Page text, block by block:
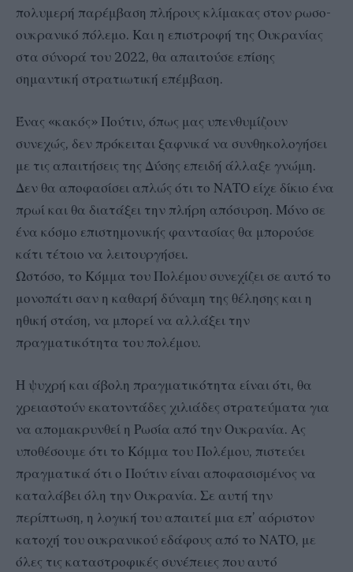
πολυμερή παρέμβαση πλήρους κλίμακας στον ρωσο-
ουκρανικό πόλεμο. Και η επιστροφή της Ουκρανίας
στα σύνορά του 2022, θα απαιτούσε επίσης
σημαντική στρατιωτική επέμβαση.
Ένας «κακός» Πούτιν, όπως μας υπενθυμίζουν
συνεχώς, δεν πρόκειται ξαφνικά να συνθηκολογήσει
με τις απαιτήσεις της Δύσης επειδή άλλαξε γνώμη.
Δεν θα αποφασίσει απλώς ότι το ΝΑΤΟ είχε δίκιο ένα
πρωί και θα διατάξει την πλήρη απόσυρση. Μόνο σε
ένα κόσμο επιστημονικής φαντασίας θα μπορούσε
κάτι τέτοιο να λειτουργήσει.
Ωστόσο, το Κόμμα του Πολέμου συνεχίζει σε αυτό το
μονοπάτι σαν η καθαρή δύναμη της θέλησης και η
ηθική στάση, να μπορεί να αλλάξει την
πραγματικότητα του πολέμου.
Η ψυχρή και άβολη πραγματικότητα είναι ότι, θα
χρειαστούν εκατοντάδες χιλιάδες στρατεύματα για
να απομακρυνθεί η Ρωσία από την Ουκρανία. Ας
υποθέσουμε ότι το Κόμμα του Πολέμου, πιστεύει
πραγματικά ότι ο Πούτιν είναι αποφασισμένος να
καταλάβει όλη την Ουκρανία. Σε αυτή την
περίπτωση, η λογική του απαιτεί μια επ’ αόριστον
κατοχή του ουκρανικού εδάφους από το ΝΑΤΟ, με
όλες τις καταστροφικές συνέπειες που αυτό